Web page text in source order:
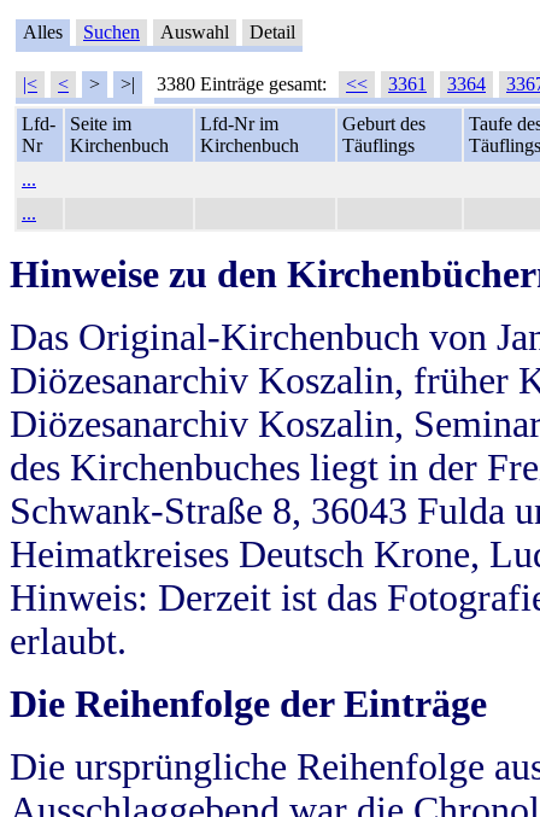
Alles Suchen Auswahl Detail
|< < > >| 3380 Einträge gesamt: << 3361 3364
Lfd-
Nr
Seite im
Kirchenbuch
Lfd-Nr im
Kirchenbuch
Geburt des
Täuflings
Taufe
Täuflings
...
...
Hinweise zu den
Das Original-Kirchenbuch von
Diözesanarchiv Koszalin, früher
Diözesanarchiv Koszalin,
des Kirchenbuches liegt in der
Schwank-Straße 8, 36043 Fulda
Heimatkreises Deutsch Krone,
Hinweis: Derzeit ist das
erlaubt.
Die Reihenfolge der Einträge
Die ursprüngliche Reihenfolge